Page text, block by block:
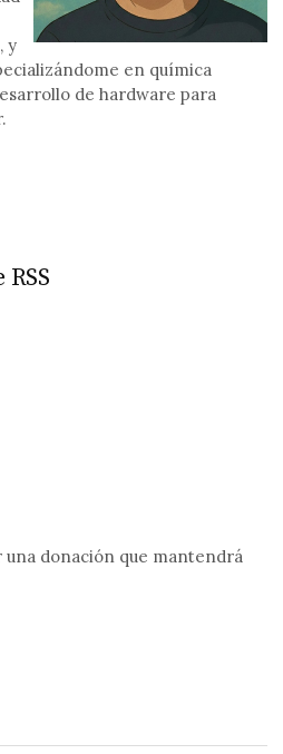
y
en química
de hardware para
una donación que mantendrá